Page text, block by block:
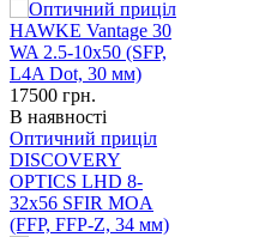
17500 грн.
В наявності
Оптичний приціл
DISCOVERY
OPTICS LHD 8-
32x56 SFIR MOA
(FFP, FFP-Z, 34 мм)